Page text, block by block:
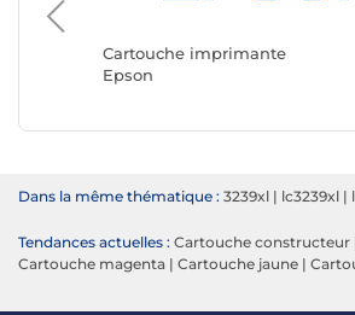
Cartouche imprimante
Epson
Dans la même thématique : 3239xl | lc3239xl |
Tendances actuelles : Cartouche constructeur
Cartouche magenta | Cartouche jaune |